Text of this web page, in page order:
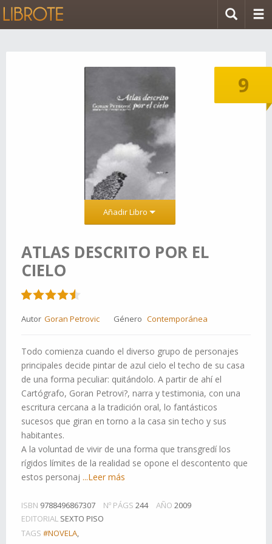
9
Añadir Libro
ATLAS DESCRITO POR EL
CIELO
Autor Goran Petrovic Género Contemporánea
Todo comienza cuando el diverso grupo de personajes
principales decide pintar de azul cielo el techo de su casa
de una forma peculiar: quitándolo. A partir de ahí el
Cartógrafo, Goran Petrovi?, narra y testimonia, con una
escritura cercana a la tradición oral, lo fantásticos
sucesos que giran en torno a la casa sin techo y sus
habitantes.
A la voluntad de vivir de una forma que transgredí los
rígidos límites de la realidad se opone el descontento que
estos personaj ...Leer más
ISBN 9788496867307 Nº PÁGS 244 AÑO 2009
EDITORIAL SEXTO PISO
TAGS #NOVELA,